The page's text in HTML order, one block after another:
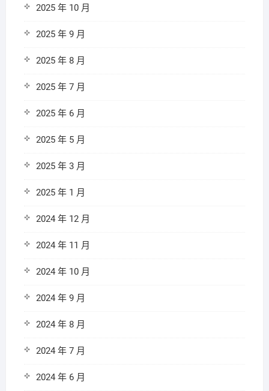
2025 年 10 月
2025 年 9 月
2025 年 8 月
2025 年 7 月
2025 年 6 月
2025 年 5 月
2025 年 3 月
2025 年 1 月
2024 年 12 月
2024 年 11 月
2024 年 10 月
2024 年 9 月
2024 年 8 月
2024 年 7 月
2024 年 6 月